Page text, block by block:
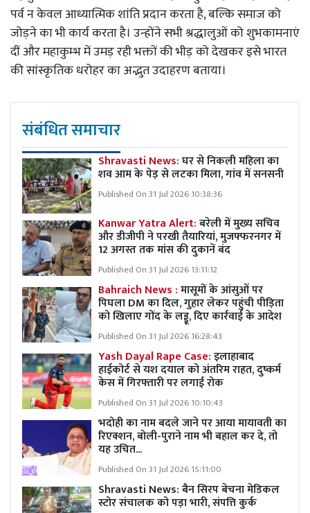
पर्व न केवल आध्यात्मिक शांति प्रदान करता है, बल्कि समाज को
जोड़ने का भी कार्य करता है। उन्होंने सभी श्रद्धालुओं को शुभकामनाएं
दीं और महाकुम्भ में उमड़ रही भक्तों की भीड़ को देखकर इसे भारत
की सांस्कृतिक धरोहर का अद्भुत उदाहरण बताया।
संबंधित समाचार
Shravasti News:घर से निकली महिला का
शव आम के पेड़ से लटका मिला, गांव में सनसनी
Published On 31 Jul 2026 10:38:36
Kanwar Yatra Alert:बरेली में मुख्य सचिव
और डीजीपी ने परखी तैयारियां, मुजफ्फरनगर में
12 अगस्त तक मांस की दुकानें बंद
Published On 31 Jul 2026 13:11:12
Bahraich News :मासूमों के आंसुओं पर
पिघला DM का दिल, गुहार लेकर पहुंची पीड़िता
को खिलाए गोंद के लड्डू, दिए कार्रवाई के आदेश
Published On 31 Jul 2026 16:28:43
Yash Dayal Rape Case:इलाहाबाद
हाईकोर्ट से यश दयाल को अंतरिम राहत, दुष्कर्म
केस में गिरफ्तारी पर लगाई रोक
Published On 31 Jul 2026 10:10:43
भदोही का नाम बदले जाने पर आया मायावती का
रिएक्शन, बोली-पुराने नाम भी बहाल कर दे, तो
यह उचित...
Published On 31 Jul 2026 15:11:00
Shravasti News:बैन सिरप बेचना मेडिकल
स्टोर संचालक को पड़ा भारी, संपत्ति कुर्क